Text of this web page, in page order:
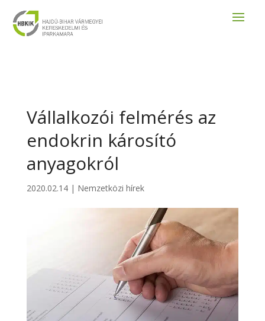
Vállalkozói felmérés az
endokrin károsító
anyagokról
2020.02.14| Nemzetközi hírek